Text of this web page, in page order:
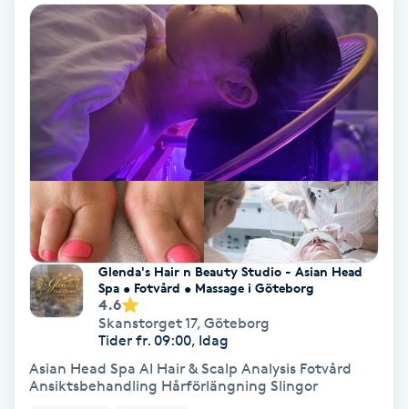
Stylist
Sugaring
Svensk massage
Svettbehandling
Tuina-massage
Taktil massage
Tandblekning
Glenda's Hair n Beauty Studio - Asian Head
Spa • Fotvård • Massage i Göteborg
4.6
Skanstorget 17, Göteborg
Tider fr. 09:00, Idag
Asian Head Spa AI Hair & Scalp Analysis Fotvård
Ansiktsbehandling Hårförlängning Slingor